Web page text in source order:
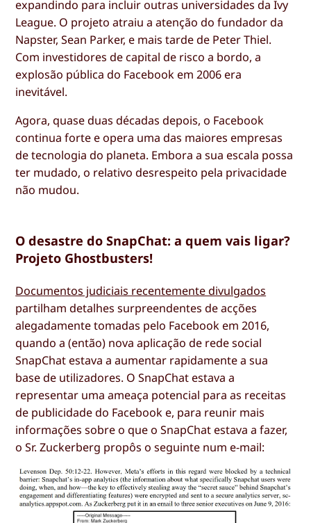
expandindo para incluir outras universidades da Ivy
League. O projeto atraiu a atenção do fundador da
Napster, Sean Parker, e mais tarde de Peter Thiel.
Com investidores de capital de risco a bordo, a
explosão pública do Facebook em 2006 era
inevitável.
Agora, quase duas décadas depois, o Facebook
continua forte e opera uma das maiores empresas
de tecnologia do planeta. Embora a sua escala possa
ter mudado, o relativo desrespeito pela privacidade
não mudou.
O desastre do SnapChat: a quem vais ligar?
Projeto Ghostbusters!
Documentos judiciais recentemente divulgados
partilham detalhes surpreendentes de acções
alegadamente tomadas pelo Facebook em 2016,
quando a (então) nova aplicação de rede social
SnapChat estava a aumentar rapidamente a sua
base de utilizadores. O SnapChat estava a
representar uma ameaça potencial para as receitas
de publicidade do Facebook e, para reunir mais
informações sobre o que o SnapChat estava a fazer,
o Sr. Zuckerberg propôs o seguinte num e-mail: